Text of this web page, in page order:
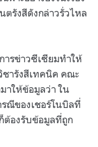
รังสีดังกล่าวรั่วไหล
รข่าวซีเซียมทำให้
ารังสีเทคนิค คณะ
าให้ข้อมูลว่า ใน
ณีของเชอร์โนบิลที่
ต้องรับข้อมูลที่ถูก